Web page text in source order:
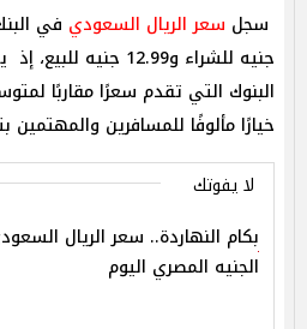
سجل سعر الريال السعودي
جنيه للشراء و12.99
البنوك التي تقدم سعرًا مقاربًا
خيارًا مألوفًا للمسافرين والمهتمين
لا يفوتك
بكام النهاردة.. سعر الريال
الجنيه المصري اليوم